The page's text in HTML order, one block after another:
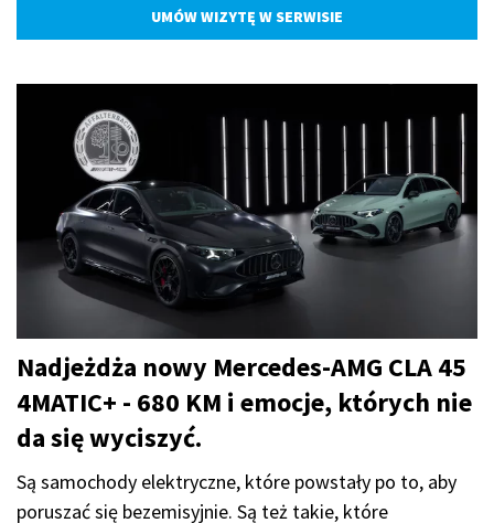
UMÓW WIZYTĘ W SERWISIE
Nadjeżdża nowy Mercedes-AMG CLA 45
4MATIC+ - 680 KM i emocje, których nie
da się wyciszyć.
Są samochody elektryczne, które powstały po to, aby
poruszać się bezemisyjnie. Są też takie, które